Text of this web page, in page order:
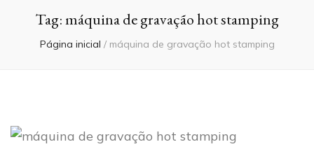
Tag:máquina de gravação hot stamping
Página inicial / máquina de gravação hot stamping